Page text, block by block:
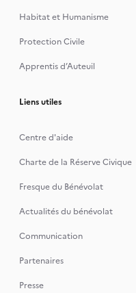
Habitat et Humanisme
Protection Civile
Apprentis d’Auteuil
Liens utiles
Centre d'aide
Charte de la Réserve Civique
Fresque du Bénévolat
Actualités du bénévolat
Communication
Partenaires
Presse